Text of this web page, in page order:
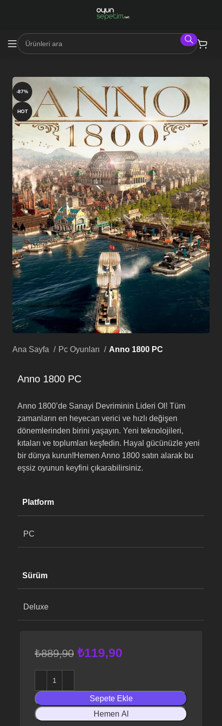
-87%
HOT
Ana Sayfa Pc Oyunları Anno 1800 PC
Anno 1800 PC
Anno 1800’de Sanayi Devriminin Lideri Ol! Tüm
zamanların en heyecan verici ve hızlı değişen
dönemlerinden birini yaşayın. Yeni teknolojileri,
kıtaları ve toplumları keşfedin. Hayal gücünüzle yeni
bir dünya kurun!Hemen Anno 1800 satın alarak bu
eşsiz oyunun keyfini çıkarabilirsiniz.
Platform
PC
Sürüm
Deluxe
₺889,90 ₺119,90
Sepete Ekle
Hemen Al